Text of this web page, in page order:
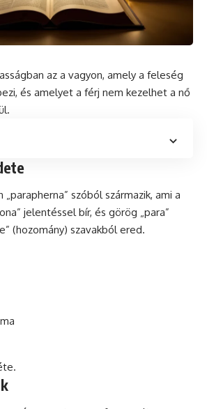
az a vagyon, amely a feleség
és amelyet a férj nem kezelhet a nő
„parapherna” szóból származik, ami a
jelentéssel bír, és görög „para”
(hozomány) szavakból ered.